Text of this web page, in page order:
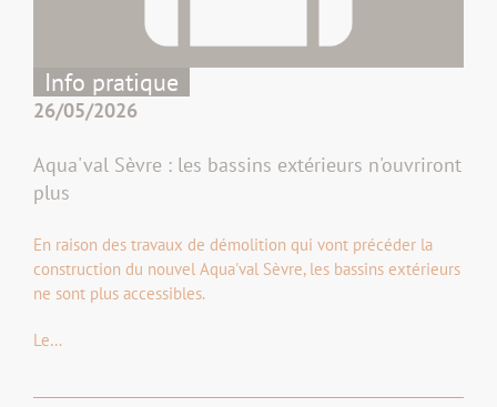
Info pratique
26/05/2026
Aqua'val Sèvre : les bassins extérieurs n'ouvriront
plus
En raison des travaux de démolition qui vont précéder la
construction du nouvel Aqua'val Sèvre, les bassins extérieurs
ne sont plus accessibles.
Le…